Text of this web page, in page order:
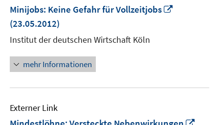
Minijobs: Keine Gefahr für Vollzeitjobs
(23.05.2012)
Institut der deutschen Wirtschaft Köln
mehr Informationen
Externer Link